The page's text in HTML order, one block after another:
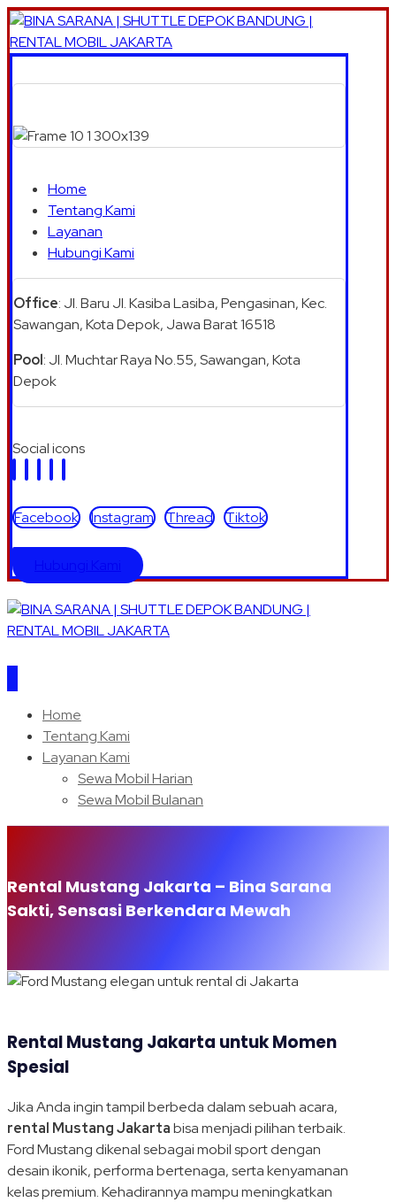
Home
Tentang Kami
Layanan
Hubungi Kami
Office: Jl. Baru Jl. Kasiba Lasiba, Pengasinan, Kec.
Sawangan, Kota Depok, Jawa Barat 16518
Pool: Jl. Muchtar Raya No.55, Sawangan, Kota
Depok
Social icons
Facebook Instagram Thread Tiktok
Home
Tentang Kami
Layanan Kami
Sewa Mobil Harian
Sewa Mobil Bulanan
Rental Mustang Jakarta – Bina Sarana
Sakti, Sensasi Berkendara Mewah
Rental Mustang Jakarta untuk Momen
Spesial
Jika Anda ingin tampil berbeda dalam sebuah acara,
rental Mustang Jakartabisa menjadi pilihan terbaik.
Ford Mustang dikenal sebagai mobil sport dengan
desain ikonik, performa bertenaga, serta kenyamanan
kelas premium. Kehadirannya mampu meningkatkan